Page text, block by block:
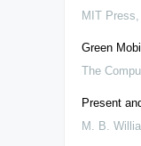
MIT Press,
Green
The
Present
M. B.